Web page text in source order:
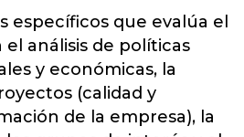
específicos que evalúa el
análisis de políticas
y económicas, la
(calidad y
de la empresa), la